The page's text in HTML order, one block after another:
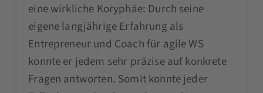
eine wirkliche Koryphäe: Durch seine
eigene langjährige Erfahrung als
Entrepreneur und Coach für agile WS
konnte er jedem sehr präzise auf konkrete
Fragen antworten. Somit konnte jeder